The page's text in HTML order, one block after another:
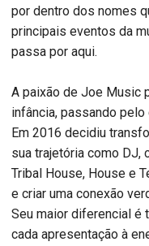
por dentro dos nomes
principais eventos da
passa por aqui.
A paixão de Joe Music
infância, passando
Em 2016 decidiu
sua trajetória como
Tribal House, House e
e criar uma conexão
Seu maior diferencial é
cada apresentação à